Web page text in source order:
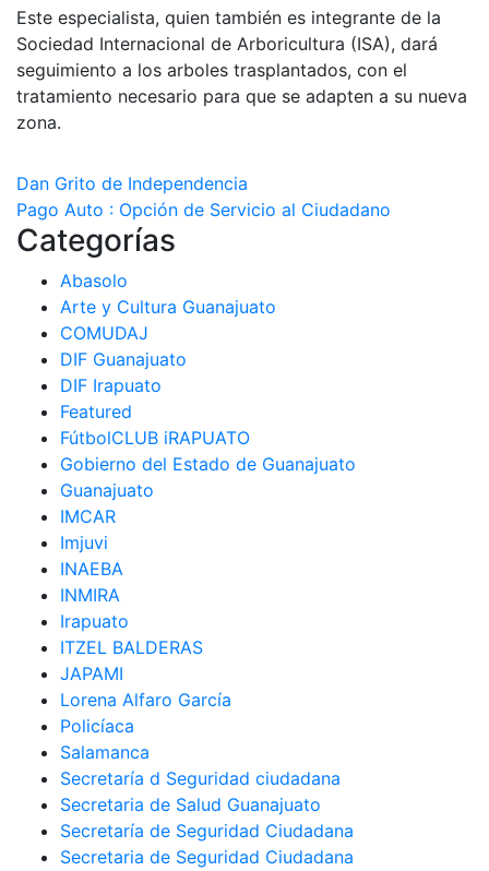
Este especialista, quien también es integrante de la
Sociedad Internacional de Arboricultura (ISA), dará
seguimiento a los arboles trasplantados, con el
tratamiento necesario para que se adapten a su nueva
zona.
Navegación
de
entradas
Dan Grito de Independencia
Pago Auto : Opción de Servicio al Ciudadano
Categorías
Abasolo
Arte y Cultura Guanajuato
COMUDAJ
DIF Guanajuato
DIF Irapuato
Featured
FútbolCLUB iRAPUATO
Gobierno del Estado de Guanajuato
Guanajuato
IMCAR
Imjuvi
INAEBA
INMIRA
Irapuato
ITZEL BALDERAS
JAPAMI
Lorena Alfaro García
Policíaca
Salamanca
Secretaría d Seguridad ciudadana
Secretaria de Salud Guanajuato
Secretaría de Seguridad Ciudadana
Secretaria de Seguridad Ciudadana